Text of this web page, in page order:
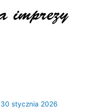
30 stycznia 2026